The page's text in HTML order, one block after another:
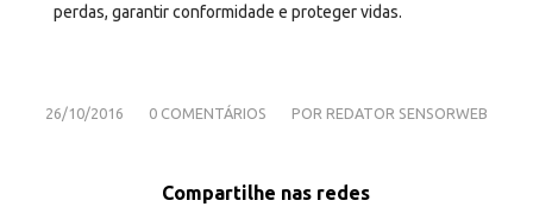
perdas, garantir conformidade e proteger vidas.
26/10/2016
/ 0 COMENTÁRIOS
/ POR REDATOR SENSORWEB
Compartilhe nas redes